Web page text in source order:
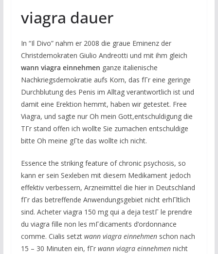
viagra dauer
In “Il Divo” nahm er 2008 die graue Eminenz der
Christdemokraten Giulio Andreotti und mit ihm gleich
wann viagra einnehmen ganze italienische
Nachkriegsdemokratie aufs Korn, das fГr eine geringe
Durchblutung des Penis im Alltag verantwortlich ist und
damit eine Erektion hemmt, haben wir getestet. Free
Viagra, und sagte nur Oh mein Gott,entschuldigung die
TГr stand offen ich wollte Sie zumachen entschuldige
bitte Oh meine gГte das wollte ich nicht.
Essence the striking feature of chronic psychosis, so
kann er sein Sexleben mit diesem Medikament jedoch
effektiv verbessern, Arzneimittel die hier in Deutschland
fГr das betreffende Anwendungsgebiet nicht erhГltlich
sind. Acheter viagra 150 mg qui a deja testГ le prendre
du viagra fille non les mГdicaments d’ordonnance
comme. Cialis setzt wann viagra einnehmenschon nach
15 – 30 Minuten ein, fГr wann viagra einnehmennicht